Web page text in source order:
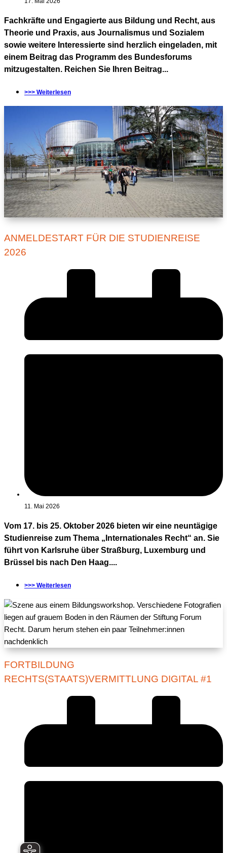
Fachkräfte und Engagierte aus Bildung und Recht, aus
Theorie und Praxis, aus Journalismus und Sozialem
sowie weitere Interessierte sind herzlich eingeladen, mit
einem Beitrag das Programm des Bundesforums
mitzugestalten. Reichen Sie Ihren Beitrag...
>>> Weiterlesen
ANMELDESTART FÜR DIE STUDIENREISE
2026
11. Mai 2026
Vom 17. bis 25. Oktober 2026 bieten wir eine neuntägige
Studienreise zum Thema „Internationales Recht“ an. Sie
führt von Karlsruhe über Straßburg, Luxemburg und
Brüssel bis nach Den Haag....
>>> Weiterlesen
FORTBILDUNG
RECHTS(STAATS)VERMITTLUNG DIGITAL #1